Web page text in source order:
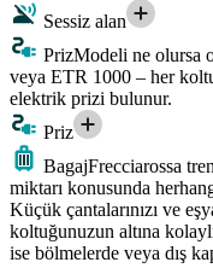
Sessiz alan
PrizModeli ne olursa
veya ETR 1000 – her
elektrik prizi bulunur.
Priz
BagajFrecciarossa
miktarı konusunda
Küçük çantalarınızı ve
koltuğunuzun altına
ise bölmelerde veya dış